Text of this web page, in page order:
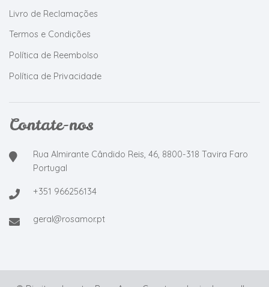
Livro de Reclamações
Termos e Condições
Política de Reembolso
Política de Privacidade
Contate-nos
Rua Almirante Cândido Reis, 46, 8800-318 Tavira Faro
Portugal
+351 966256134
geral@rosamor.pt